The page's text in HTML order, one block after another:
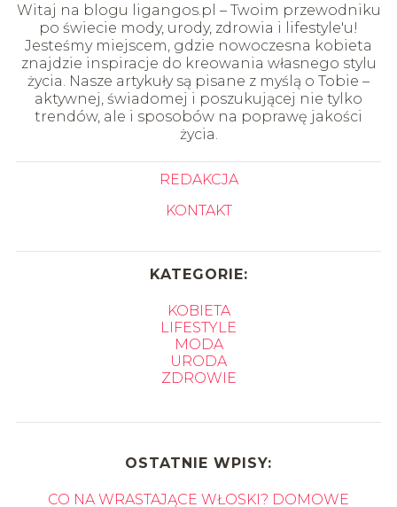
Witaj na blogu ligangos.pl – Twoim przewodniku
po świecie mody, urody, zdrowia i lifestyle'u!
Jesteśmy miejscem, gdzie nowoczesna kobieta
znajdzie inspiracje do kreowania własnego stylu
życia. Nasze artykuły są pisane z myślą o Tobie –
aktywnej, świadomej i poszukującej nie tylko
trendów, ale i sposobów na poprawę jakości
życia.
REDAKCJA
KONTAKT
KATEGORIE:
KOBIETA
LIFESTYLE
MODA
URODA
ZDROWIE
OSTATNIE WPISY:
CO NA WRASTAJĄCE WŁOSKI? DOMOWE